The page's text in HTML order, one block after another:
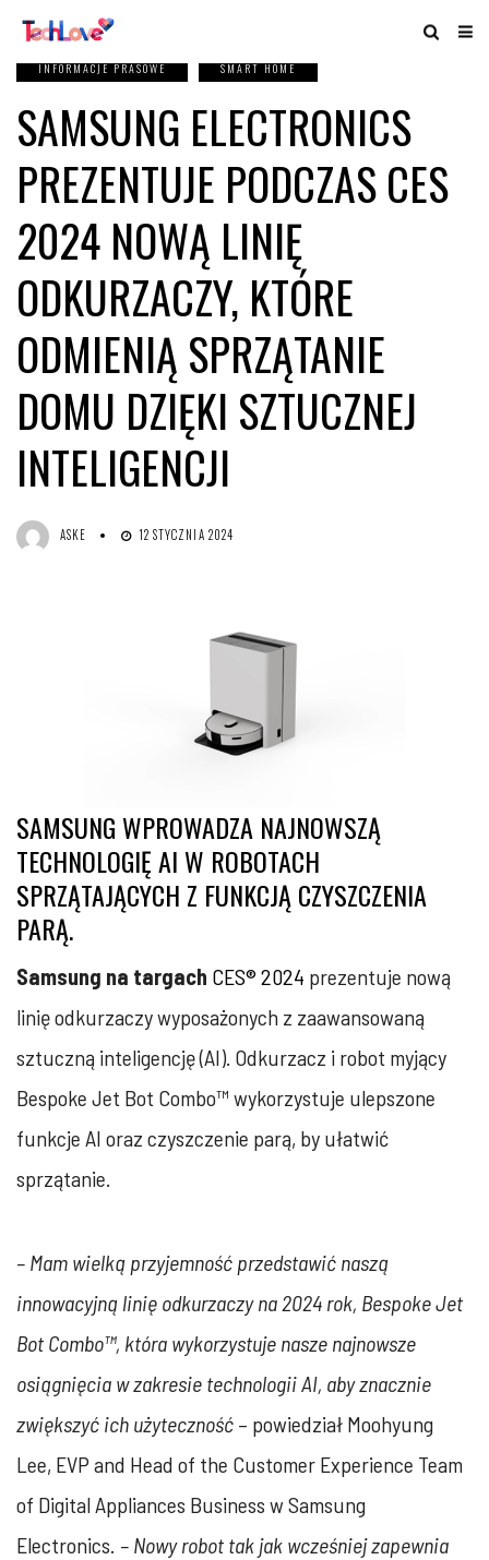
INFORMACJE PRASOWE SMART HOME
SAMSUNG ELECTRONICS
PREZENTUJE PODCZAS CES
2024 NOWĄ LINIĘ
ODKURZACZY, KTÓRE
ODMIENIĄ SPRZĄTANIE
DOMU DZIĘKI SZTUCZNEJ
INTELIGENCJI
ASKE 12 STYCZNIA 2024
SAMSUNG WPROWADZA NAJNOWSZĄ
TECHNOLOGIĘ AI W ROBOTACH
SPRZĄTAJĄCYCH Z FUNKCJĄ CZYSZCZENIA
PARĄ.
Samsung na targach CES® 2024 prezentuje nową
linię odkurzaczy wyposażonych z zaawansowaną
sztuczną inteligencję (AI). Odkurzacz i robot myjący
Bespoke Jet Bot Combo™ wykorzystuje ulepszone
funkcje AI oraz czyszczenie parą, by ułatwić
sprzątanie.
– Mam wielką przyjemność przedstawić naszą
innowacyjną linię odkurzaczy na 2024 rok, Bespoke Jet
Bot Combo™, która wykorzystuje nasze najnowsze
osiągnięcia w zakresie technologii AI, aby znacznie
zwiększyć ich użyteczność – powiedział Moohyung
Lee, EVP and Head of the Customer Experience Team
of Digital Appliances Business w Samsung
Electronics. – Nowy robot tak jak wcześniej zapewnia